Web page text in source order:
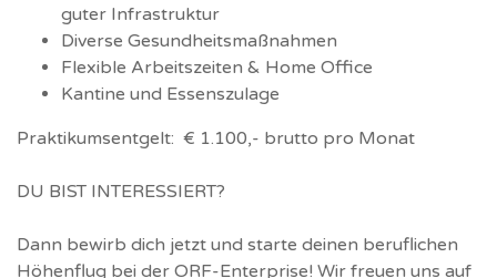
guter Infrastruktur
Diverse Gesundheitsmaßnahmen
Flexible Arbeitszeiten & Home Office
Kantine und Essenszulage
Praktikumsentgelt: € 1.100,- brutto pro Monat
DU BIST INTERESSIERT?
Dann bewirb dich jetzt und starte deinen beruflichen
Höhenflug bei der ORF-Enterprise! Wir freuen uns auf